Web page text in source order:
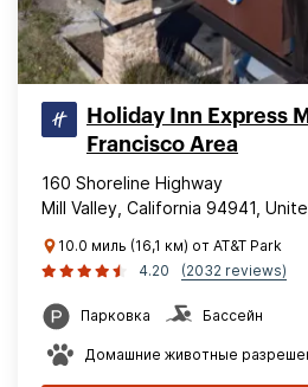
Holiday Inn Express
Francisco Area
160 Shoreline Highway
Mill Valley, California 94941,
10.0 миль (16,1 км) от AT&T Park
4.20
(2032 reviews)
Парковка Бассейн
Домашние животные